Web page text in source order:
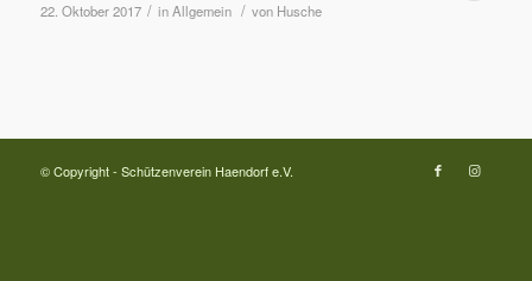
22. Oktober 2017 / inAllgemein / von Husche
© Copyright - Schützenverein Haendorf e.V.